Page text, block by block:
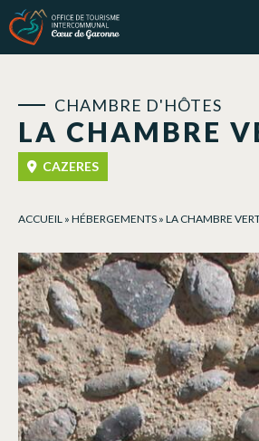
LA CHAMBRE
CHAMBRE D'HÔTES
CAZERES
ACCUEIL » HÉBERGEMENTS » LA CHAMBRE
Panneau de gestion des cookies